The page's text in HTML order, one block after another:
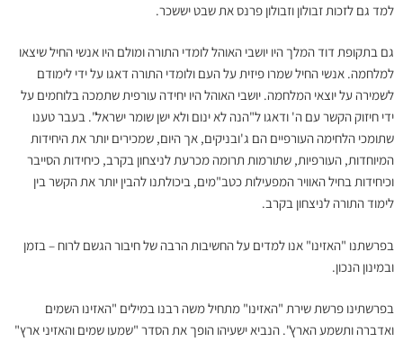
למד גם לזכות זבולון וזבולון פרנס את שבט יששכר.
גם בתקופת דוד המלך היו יושבי האוהל לומדי התורה ומולם היו אנשי החיל שיצאו
למלחמה. אנשי החיל שמרו פיזית על העם ולומדי התורה דאגו על ידי לימודם
לשמירה על יוצאי המלחמה. יושבי האוהל היו יחידה עורפית שתמכה בלוחמים על
ידי חיזוק הקשר עם ה' ודאגו ל"הנה לא ינום ולא ישן שומר ישראל". בעבר טענו
שתומכי הלחימה העורפיים הם ג'ובניקים, אך היום, שמכירים יותר את היחידות
המיוחדות, העורפיות, שתורמות תרומה מכרעת לניצחון בקרב, כיחידות הסייבר
וכיחידות בחיל האוויר המפעילות כטב"מים, ביכולתנו להבין יותר את הקשר בין
לימוד התורה לניצחון בקרב.
בפרשתנו "האזינו" אנו למדים על החשיבות הרבה של חיבור הגשם לרוח – בזמן
ובמינון הנכון.
בפרשתינו פרשת שירת "האזינו" מתחיל משה רבנו במילים "האזינו השמים
ואדברה ותשמע הארץ". הנביא ישעיהו הופך את הסדר "שמעו שמים והאזיני ארץ"